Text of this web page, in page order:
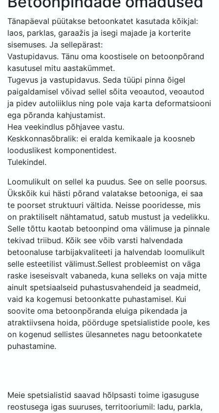
Tänapäeval püütakse betoonkatet kasutada kõikjal:
laos, parklas, garaažis ja isegi majade ja korterite
sisemuses. Ja sellepärast:
Vastupidavus. Tänu oma koostisele on betoonpõrand
kasutusel mitu aastakümmet.
Tugevus ja vastupidavus. Seda tüüpi pinna õigel
paigaldamisel võivad sellel sõita veoautod, veoautod
ja pidev autoliiklus ning pole vaja karta deformatsiooni
ega põranda kahjustamist.
Hea veekindlus põhjavee vastu.
Keskkonnasõbralik: ei eralda kemikaale ja koosneb
looduslikest komponentidest.
Tulekindel.
Loomulikult on sellel ka puudus. See on selle poorsus.
Ükskõik kui hästi põrand valatakse betooniga, ei saa
te poorset struktuuri vältida. Neisse pooridesse, mis
on praktiliselt nähtamatud, satub mustust ja vedelikku.
Selle tõttu kaotab betoonpind oma välimuse ja pinnale
tekivad triibud. Kõik see võib varsti halvendada
betoonaluse tarbijakvaliteeti ja halvendab loomulikult
selle esteetilist välimust.Sellest probleemist on väga
raske iseseisvalt vabaneda, kuna selleks on vaja mitte
ainult spetsiaalseid puhastusvahendeid ja seadmeid,
vaid ka kogemusi betoonkatte puhastamisel. Kui
soovite oma betoonpõranda eluiga pikendada ja
atraktiivsena hoida, pöörduge spetsialistide poole, kes
on kogenud sellistes ülesannetes nagu betoonkatete
puhastamine.
Meie spetsialistid saavad hõlpsasti toime igasuguse
reostusega igas suuruses, territooriumil: ladu, parkla,